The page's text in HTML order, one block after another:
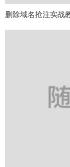
删除域名抢注实战